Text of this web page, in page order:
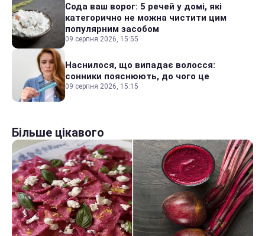
Сода ваш ворог: 5 речей у домі, які
категорично не можна чистити цим
популярним засобом
09 серпня 2026, 15:55
Наснилося, що випадає волосся:
сонники пояснюють, до чого це
09 серпня 2026, 15:15
Більше цікавого